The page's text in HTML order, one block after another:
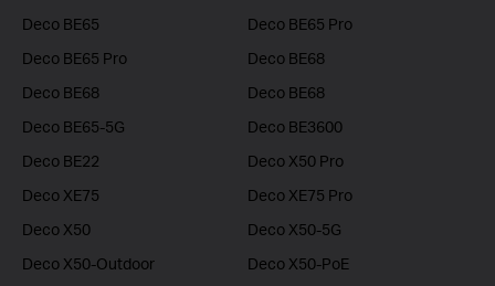
Deco BE65
Deco BE65 Pro
Deco BE65 Pro
Deco BE68
Deco BE68
Deco BE68
Deco BE65-5G
Deco BE3600
Deco BE22
Deco X50 Pro
Deco XE75
Deco XE75 Pro
Deco X50
Deco X50-5G
Deco X50-Outdoor
Deco X50-PoE